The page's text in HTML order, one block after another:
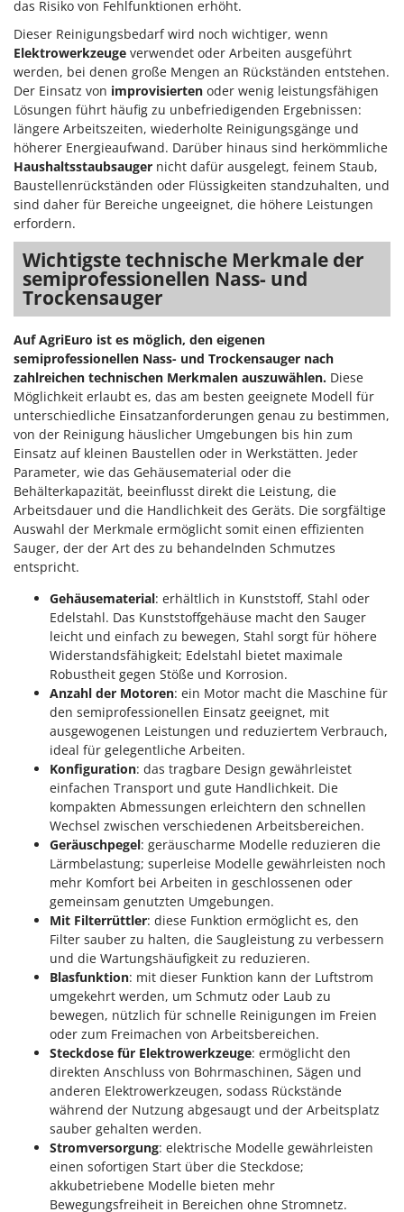
das Risiko von Fehlfunktionen erhöht.
Dieser Reinigungsbedarf wird noch wichtiger, wenn
Elektrowerkzeuge verwendet oder Arbeiten ausgeführt
werden, bei denen große Mengen an Rückständen entstehen.
Der Einsatz von improvisierten oder wenig leistungsfähigen
Lösungen führt häufig zu unbefriedigenden Ergebnissen:
längere Arbeitszeiten, wiederholte Reinigungsgänge und
höherer Energieaufwand. Darüber hinaus sind herkömmliche
Haushaltsstaubsauger nicht dafür ausgelegt, feinem Staub,
Baustellenrückständen oder Flüssigkeiten standzuhalten, und
sind daher für Bereiche ungeeignet, die höhere Leistungen
erfordern.
Wichtigste technische Merkmale der
semiprofessionellen Nass- und
Trockensauger
Auf AgriEuro ist es möglich, den eigenen
semiprofessionellen Nass- und Trockensauger nach
zahlreichen technischen Merkmalen auszuwählen. Diese
Möglichkeit erlaubt es, das am besten geeignete Modell für
unterschiedliche Einsatzanforderungen genau zu bestimmen,
von der Reinigung häuslicher Umgebungen bis hin zum
Einsatz auf kleinen Baustellen oder in Werkstätten. Jeder
Parameter, wie das Gehäusematerial oder die
Behälterkapazität, beeinflusst direkt die Leistung, die
Arbeitsdauer und die Handlichkeit des Geräts. Die sorgfältige
Auswahl der Merkmale ermöglicht somit einen effizienten
Sauger, der der Art des zu behandelnden Schmutzes
entspricht.
Gehäusematerial: erhältlich in Kunststoff, Stahl oder
Edelstahl. Das Kunststoffgehäuse macht den Sauger
leicht und einfach zu bewegen, Stahl sorgt für höhere
Widerstandsfähigkeit; Edelstahl bietet maximale
Robustheit gegen Stöße und Korrosion.
Anzahl der Motoren: ein Motor macht die Maschine für
den semiprofessionellen Einsatz geeignet, mit
ausgewogenen Leistungen und reduziertem Verbrauch,
ideal für gelegentliche Arbeiten.
Konfiguration: das tragbare Design gewährleistet
einfachen Transport und gute Handlichkeit. Die
kompakten Abmessungen erleichtern den schnellen
Wechsel zwischen verschiedenen Arbeitsbereichen.
Geräuschpegel: geräuscharme Modelle reduzieren die
Lärmbelastung; superleise Modelle gewährleisten noch
mehr Komfort bei Arbeiten in geschlossenen oder
gemeinsam genutzten Umgebungen.
Mit Filterrüttler: diese Funktion ermöglicht es, den
Filter sauber zu halten, die Saugleistung zu verbessern
und die Wartungshäufigkeit zu reduzieren.
Blasfunktion: mit dieser Funktion kann der Luftstrom
umgekehrt werden, um Schmutz oder Laub zu
bewegen, nützlich für schnelle Reinigungen im Freien
oder zum Freimachen von Arbeitsbereichen.
Steckdose für Elektrowerkzeuge: ermöglicht den
direkten Anschluss von Bohrmaschinen, Sägen und
anderen Elektrowerkzeugen, sodass Rückstände
während der Nutzung abgesaugt und der Arbeitsplatz
sauber gehalten werden.
Stromversorgung: elektrische Modelle gewährleisten
einen sofortigen Start über die Steckdose;
akkubetriebene Modelle bieten mehr
Bewegungsfreiheit in Bereichen ohne Stromnetz.